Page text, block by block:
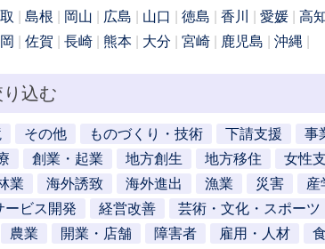
島根 岡山 広島 山口 徳島 香川 愛媛
高
佐賀 長崎 熊本 大分 宮崎 鹿児島 沖縄
込む
その他 ものづくり・技術 下請支援 事
創業・起業 地方創生 地方移住 女性
業 海外誘致 海外進出 漁業 災害 産
ービス開発
経営改善 芸術・文化・スポーツ
農業 開業・店舗 障害者 雇用・人材